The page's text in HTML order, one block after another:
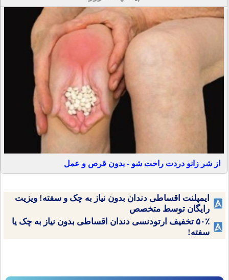
از شر زانو دردت راحت شو - بدون قرص و عمل
ایمپلنت اقساطی دندان بدون نیاز به چک و سفته! ویزیت
رایگان توسط متخصص
۵۰٪ تخفیف ارتودنسی دندان اقساطی بدون نیاز به چک یا
سفته!